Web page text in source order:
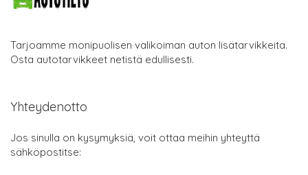
Tarjoamme monipuolisen valikoiman auton lisätarvikkeita.
Osta autotarvikkeet netistä edullisesti.
Yhteydenotto
Jos sinulla on kysymyksiä, voit ottaa meihin yhteyttä
sähköpostitse: